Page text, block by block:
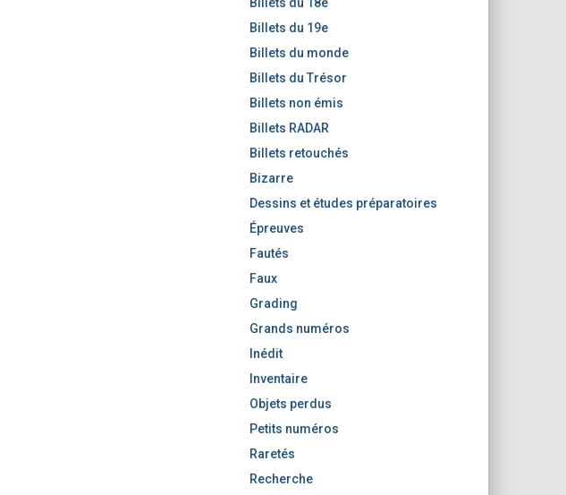
Billets du 19e
Billets du monde
Billets du Trésor
Billets non émis
Billets RADAR
Billets retouchés
Bizarre
Dessins et études préparatoires
Épreuves
Fautés
Faux
Grading
Grands numéros
Inédit
Inventaire
Objets perdus
Petits numéros
Raretés
Recherche